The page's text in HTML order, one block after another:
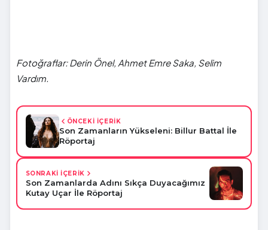
Fotoğraflar: Derin Önel, Ahmet Emre Saka, Selim
Vardım.
ÖNCEKİ İÇERİK
Son Zamanların Yükseleni: Billur Battal İle
Röportaj
SONRAKİ İÇERİK
Son Zamanlarda Adını Sıkça Duyacağımız
Kutay Uçar İle Röportaj